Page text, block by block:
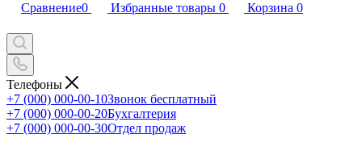
Сравнение0 Избранные товары 0 Корзина 0
Телефоны
+7 (000) 000-00-10Звонок бесплатный
+7 (000) 000-00-20Бухгалтерия
+7 (000) 000-00-30Отдел продаж